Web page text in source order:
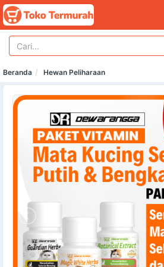
Beranda Hewan Peliharaan